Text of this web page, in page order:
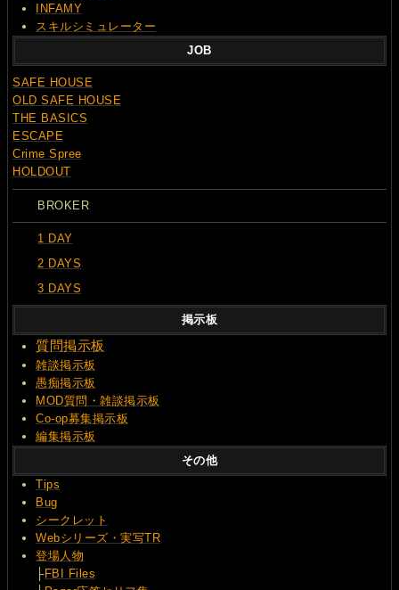
INFAMY
スキルシミュレーター
JOB
SAFE HOUSE
OLD SAFE HOUSE
THE BASICS
ESCAPE
Crime Spree
HOLDOUT
BROKER
1 DAY
2 DAYS
3 DAYS
掲示板
質問掲示板
雑談掲示板
愚痴掲示板
MOD質問・雑談掲示板
Co-op募集掲示板
編集掲示板
その他
Tips
Bug
シークレット
Webシリーズ・実写TR
登場人物
├FBI Files